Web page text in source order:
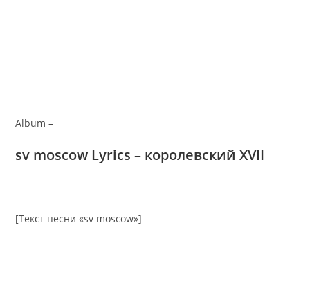
Album –
sv moscow Lyrics – королевский XVII
[Текст песни «sv moscow»]